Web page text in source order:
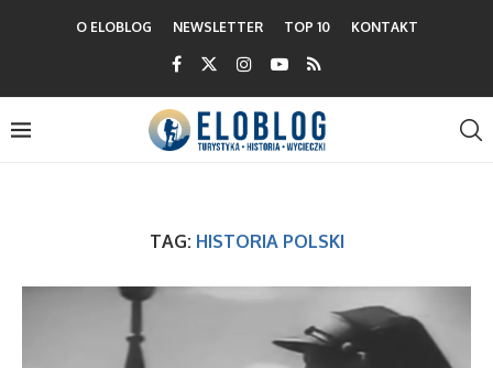
O ELOBLOG NEWSLETTER TOP 10 KONTAKT
TAG: HISTORIA POLSKI